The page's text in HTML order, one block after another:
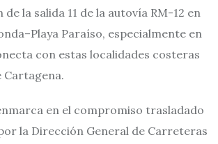
la salida 11 de la autovía RM-12 en
Paraíso, especialmente en
con estas localidades costeras
Cartagena.
en el compromiso trasladado
la Dirección General de Carreteras